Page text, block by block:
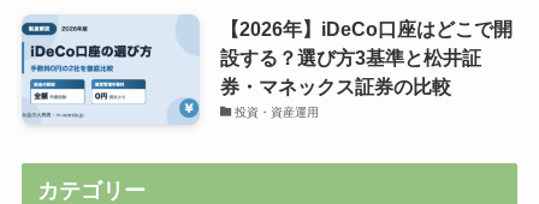
【2026年】iDeCo口座はどこで開
設する？選び方3基準と松井証
券・マネックス証券の比較
投資・資産運用
カテゴリー